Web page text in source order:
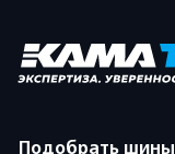
Подобрать шины